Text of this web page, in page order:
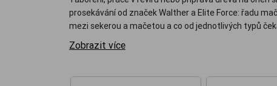
prosekávání od značek Walther a Elite Force: řadu
mezi sekerou a mačetou a co od jednotlivých typů
Zobrazit více